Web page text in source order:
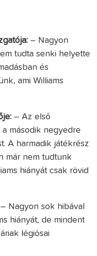
– Nagyon
tudta senki helyette
és
ami Williams
– Az első
második negyedre
A harmadik játékrész
már nem tudtunk
hiányát csak rövid
– Nagyon sok hibával
hiányát, de mindent
légiósai